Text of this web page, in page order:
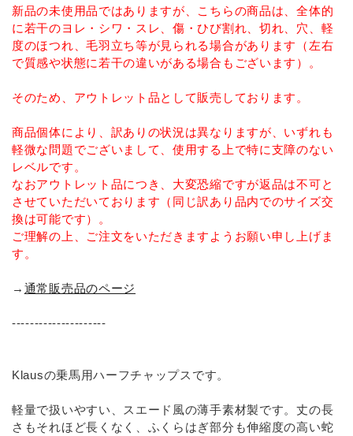
プライバシーポリシー
特定商取引法について
お問い合わせ
ACCOUNT MENU
ようこそ ゲスト 様
meeting_room ログイン
新品の未使用品ではありますが、こちらの商品は、全体的
に若干のヨレ・シワ・スレ、傷・ひび割れ、切れ、穴、軽
度のほつれ、毛羽立ち等が見られる場合があります（左右
で質感や状態に若干の違いがある場合もございます）。
そのため、アウトレット品として販売しております。
商品個体により、訳ありの状況は異なりますが、いずれも
軽微な問題でございまして、使用する上で特に支障のない
レベルです。
なおアウトレット品につき、大変恐縮ですが返品は不可と
させていただいております（同じ訳あり品内でのサイズ交
換は可能です）。
ご理解の上、ご注文をいただきますようお願い申し上げま
す。
→ 通常販売品のページ
---------------------
Klausの乗馬用ハーフチャップスです。
軽量で扱いやすい、スエード風の薄手素材製です。丈の長
さもそれほど長くなく、ふくらはぎ部分も伸縮度の高い蛇